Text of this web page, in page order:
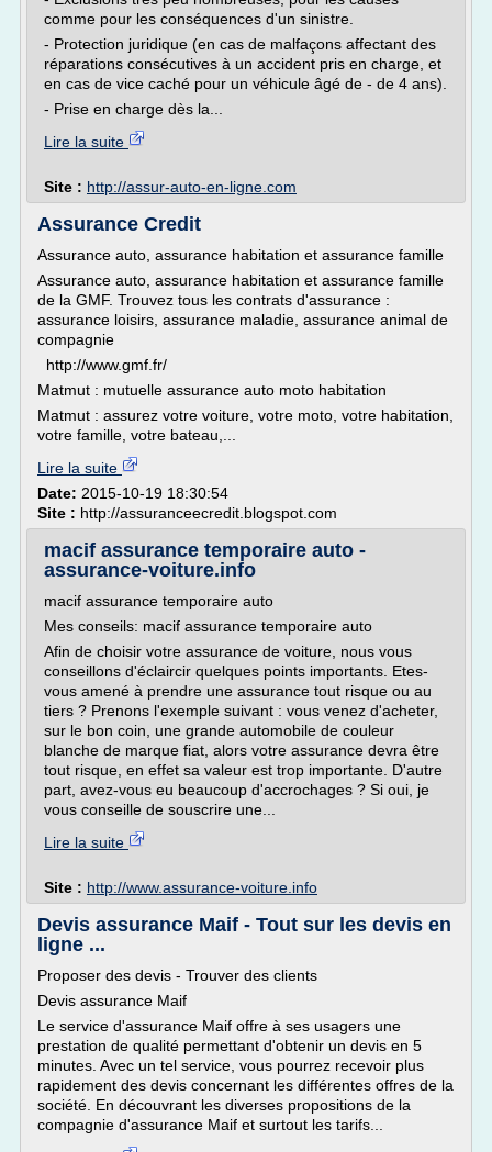
comme pour les conséquences d'un sinistre.
- Protection juridique (en cas de malfaçons affectant des
réparations consécutives à un accident pris en charge, et
en cas de vice caché pour un véhicule âgé de - de 4 ans).
- Prise en charge dès la...
Lire la suite
Site : http://assur-auto-en-ligne.com
Assurance Credit
Assurance auto, assurance habitation et assurance famille
Assurance auto, assurance habitation et assurance famille
de la GMF. Trouvez tous les contrats d'assurance :
assurance loisirs, assurance maladie, assurance animal de
compagnie
http://www.gmf.fr/
Matmut : mutuelle assurance auto moto habitation
Matmut : assurez votre voiture, votre moto, votre habitation,
votre famille, votre bateau,...
Lire la suite
Date: 2015-10-19 18:30:54
Site : http://assuranceecredit.blogspot.com
macif assurance temporaire auto -
assurance-voiture.info
macif assurance temporaire auto
Mes conseils: macif assurance temporaire auto
Afin de choisir votre assurance de voiture, nous vous
conseillons d'éclaircir quelques points importants. Etes-
vous amené à prendre une assurance tout risque ou au
tiers ? Prenons l'exemple suivant : vous venez d'acheter,
sur le bon coin, une grande automobile de couleur
blanche de marque fiat, alors votre assurance devra être
tout risque, en effet sa valeur est trop importante. D'autre
part, avez-vous eu beaucoup d'accrochages ? Si oui, je
vous conseille de souscrire une...
Lire la suite
Site : http://www.assurance-voiture.info
Devis assurance Maif - Tout sur les devis en
ligne ...
Proposer des devis - Trouver des clients
Devis assurance Maif
Le service d'assurance Maif offre à ses usagers une
prestation de qualité permettant d'obtenir un devis en 5
minutes. Avec un tel service, vous pourrez recevoir plus
rapidement des devis concernant les différentes offres de la
société. En découvrant les diverses propositions de la
compagnie d'assurance Maif et surtout les tarifs...